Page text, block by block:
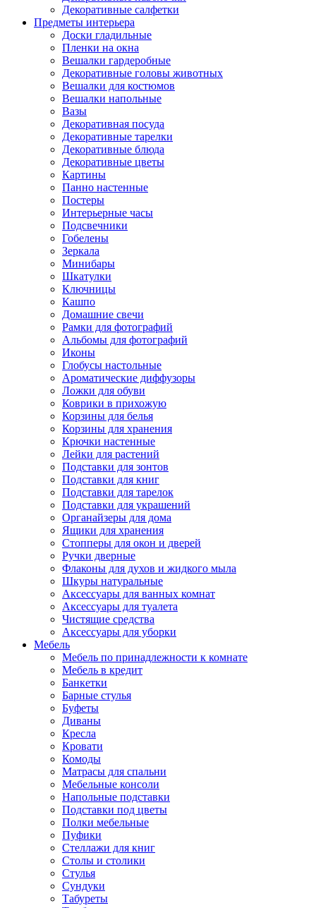
Декоративные салфетки
Предметы интерьера
Доски гладильные
Пленки на окна
Вешалки гардеробные
Декоративные головы животных
Вешалки для костюмов
Вешалки напольные
Вазы
Декоративная посуда
Декоративные тарелки
Декоративные блюда
Декоративные цветы
Картины
Панно настенные
Постеры
Интерьерные часы
Подсвечники
Гобелены
Зеркала
Минибары
Шкатулки
Ключницы
Кашпо
Домашние свечи
Рамки для фотографий
Альбомы для фотографий
Иконы
Глобусы настольные
Ароматические диффузоры
Ложки для обуви
Коврики в прихожую
Корзины для белья
Корзины для хранения
Крючки настенные
Лейки для растений
Подставки для зонтов
Подставки для книг
Подставки для тарелок
Подставки для украшений
Органайзеры для дома
Ящики для хранения
Стопперы для окон и дверей
Ручки дверные
Флаконы для духов и жидкого мыла
Шкуры натуральные
Аксессуары для ванных комнат
Аксессуары для туалета
Чистящие средства
Аксессуары для уборки
Мебель
Мебель по принадлежности к комнате
Мебель в кредит
Банкетки
Барные стулья
Буфеты
Диваны
Кресла
Кровати
Комоды
Матрасы для спальни
Мебельные консоли
Напольные подставки
Подставки под цветы
Полки мебельные
Пуфики
Стеллажи для книг
Столы и столики
Стулья
Сундуки
Табуреты